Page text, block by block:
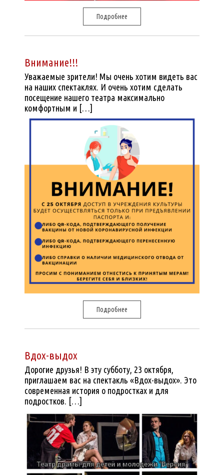
Подробнее
Внимание!!!
Уважаемые зрители! Мы очень хотим видеть вас
на наших спектаклях. И очень хотим сделать
посещение нашего театра максимально
комфортным и […]
Подробнее
Вдох-выдох
Дорогие друзья! В эту субботу, 23 октября,
приглашаем вас на спектакль «Вдох-выдох». Это
современная история о подростках и для
подростков. […]